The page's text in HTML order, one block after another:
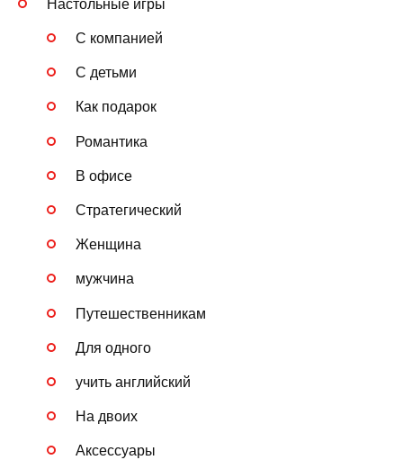
Настольные игры
С компанией
С детьми
Как подарок
Романтика
В офисе
Стратегический
Женщина
мужчина
Путешественникам
Для одного
учить английский
На двоих
Аксессуары